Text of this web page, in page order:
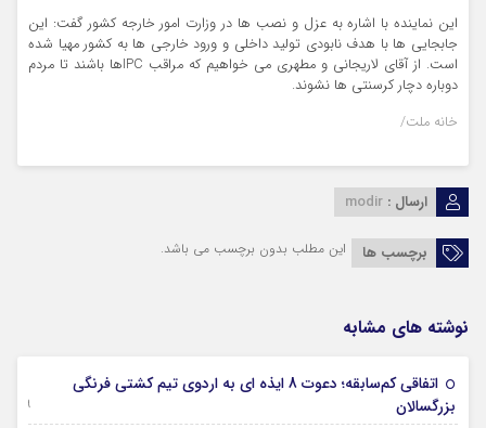
این نماینده با اشاره به عزل و نصب ها در وزارت امور خارجه کشور گفت: این
جابجایی ها با هدف نابودی تولید داخلی و ورود خارجی ها به کشور مهیا شده
است. از آقای لاریجانی و مطهری می خواهیم که مراقب IPCها باشند تا مردم
دوباره دچار کرسنتی ها نشوند.
خانه ملت/
ارسال : modir
برچسب ها این مطلب بدون برچسب می باشد.
نوشته های مشابه
اتفاقی کم‌سابقه؛ دعوت 8 ایذه ای به اردوی تیم کشتی فرنگی
بزرگسالان
09 جولای 2026